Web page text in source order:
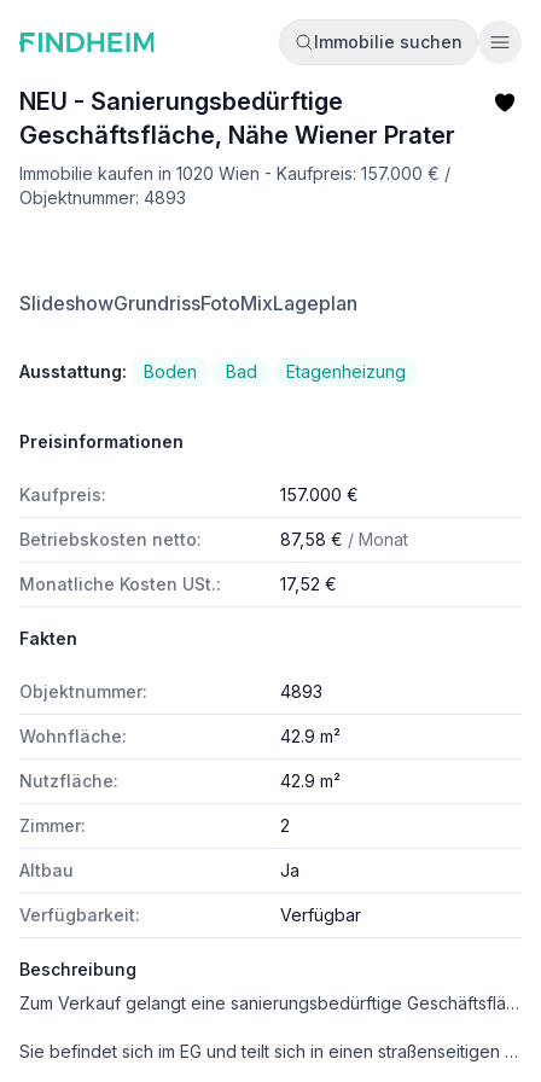
Immobilie suchen
NEU - Sanierungsbedürftige
Geschäftsfläche, Nähe Wiener Prater
Immobilie kaufen in 1020 Wien - Kaufpreis: 157.000 € /
Objektnummer: 4893
SlideshowGrundrissFotoMixLageplan
Ausstattung: Boden Bad Etagenheizung
Preisinformationen
Kaufpreis: 157.000 €
Betriebskosten netto: 87,58 € / Monat
Monatliche Kosten USt.: 17,52 €
Fakten
Objektnummer: 4893
Wohnfläche: 42.9 m²
Nutzfläche: 42.9 m²
Zimmer: 2
Altbau Ja
Verfügbarkeit: Verfügbar
Beschreibung
Zum Verkauf gelangt eine sanierungsbedürftige Geschäftsfläche mit ca.43 m² im 2. Wiener Gemeindebezirk.
Sie befindet sich im EG und teilt sich in einen straßenseitigen Raum und 2 Räume zur Hofseite.